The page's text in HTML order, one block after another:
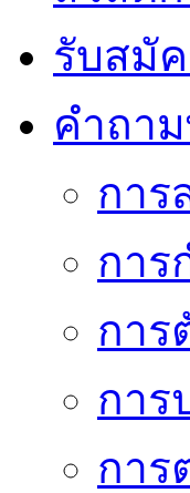
รับสมั
คำถา
การ
การ
การ
การ
การ